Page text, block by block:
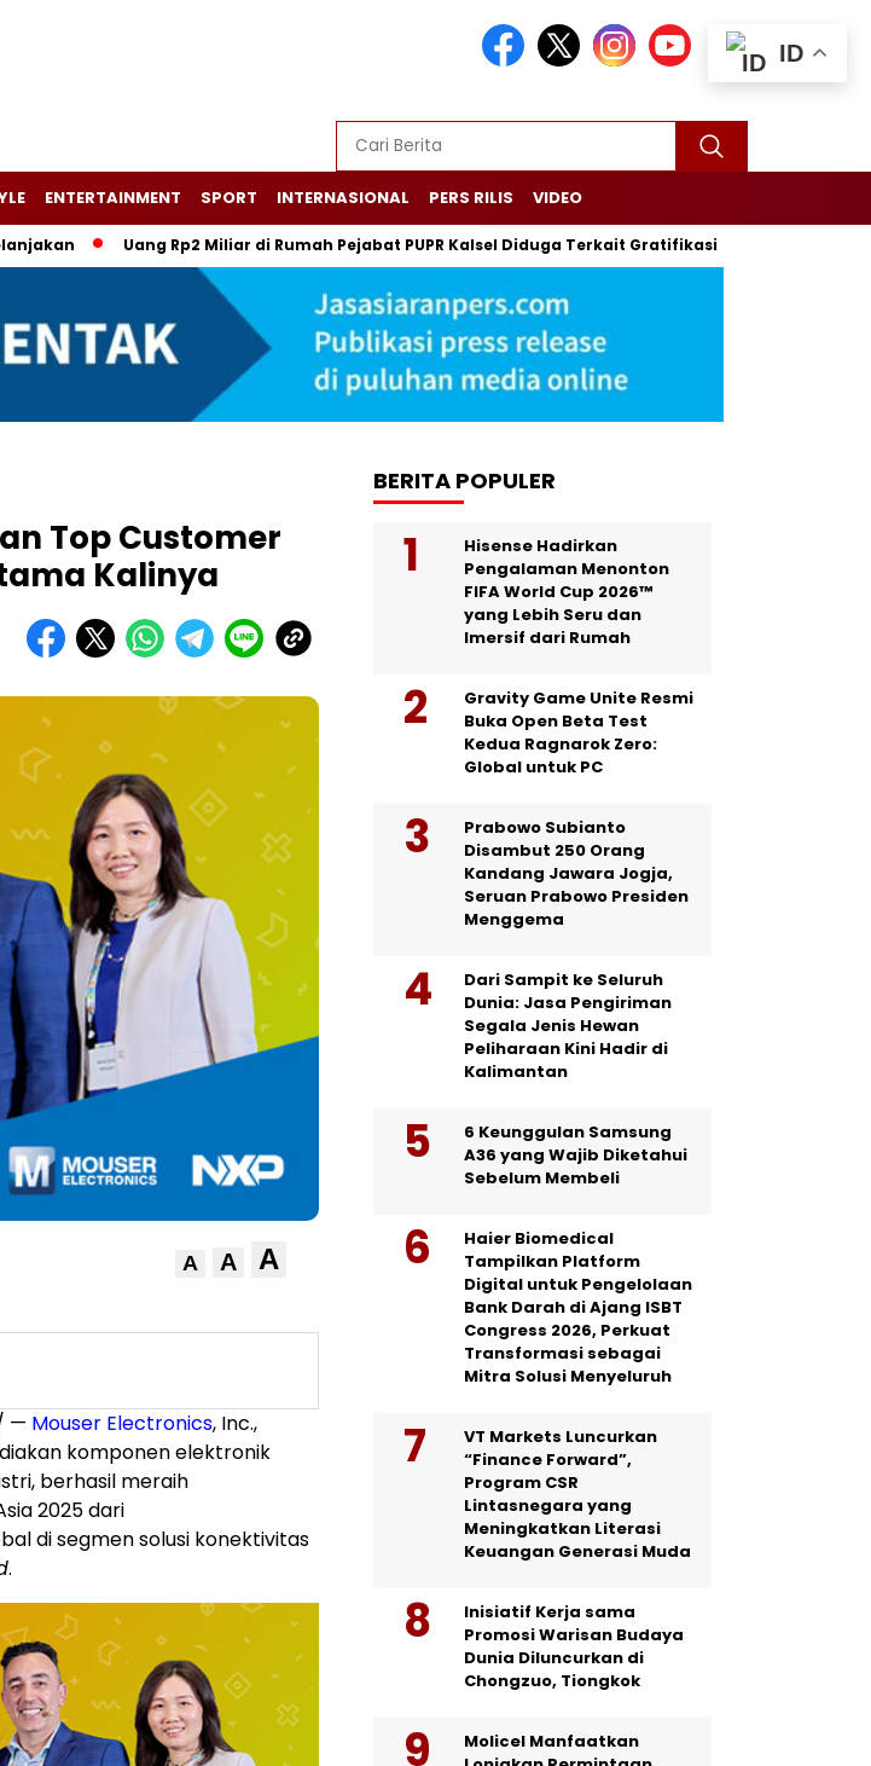
ENTERTAINMENT SPORT INTERNASIONAL PERS RILIS VIDEO
Uang Rp2 Miliar di Rumah Pejabat PUPR Kalsel Diduga Terkait Gratifikasi dan Suap Proyek
Top Customer
Kalinya
A A A
— Mouser Electronics, Inc.,
komponen elektronik
berhasil meraih
2025 dari
di segmen solusi konektivitas
.
BERITA POPULER
Hisense Hadirkan
Pengalaman Menonton
FIFA World Cup 2026™
yang Lebih Seru dan
Imersif dari Rumah
Gravity Game Unite Resmi
Buka Open Beta Test
Kedua Ragnarok Zero:
Global untuk PC
Prabowo Subianto
Disambut 250 Orang
Kandang Jawara Jogja,
Seruan Prabowo Presiden
Menggema
Dari Sampit ke Seluruh
Dunia: Jasa Pengiriman
Segala Jenis Hewan
Peliharaan Kini Hadir di
Kalimantan
6 Keunggulan Samsung
A36 yang Wajib Diketahui
Sebelum Membeli
Haier Biomedical
Tampilkan Platform
Digital untuk Pengelolaan
Bank Darah di Ajang ISBT
Congress 2026, Perkuat
Transformasi sebagai
Mitra Solusi Menyeluruh
VT Markets Luncurkan
“Finance Forward”,
Program CSR
Lintasnegara yang
Meningkatkan Literasi
Keuangan Generasi Muda
Inisiatif Kerja sama
Promosi Warisan Budaya
Dunia Diluncurkan di
Chongzuo, Tiongkok
Molicel Manfaatkan
ID